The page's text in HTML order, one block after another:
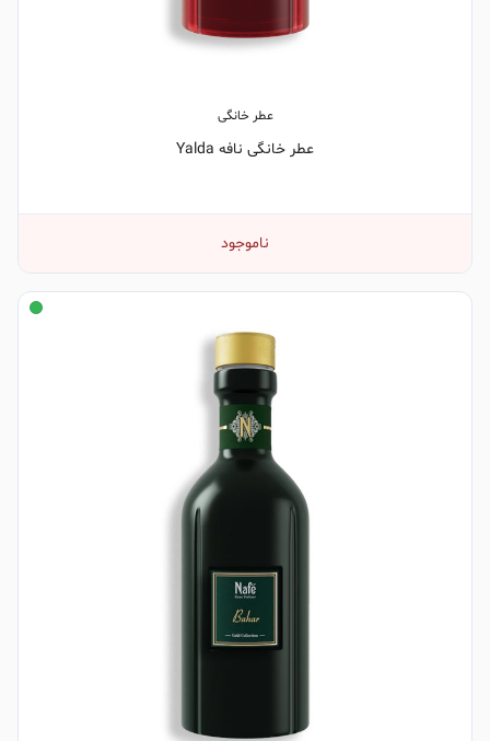
عطر خانگی
عطر خانگی نافه Yalda
ناموجود